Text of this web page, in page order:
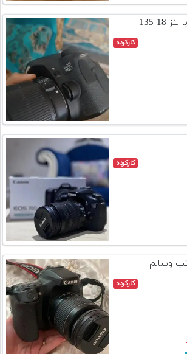
کارکرده
کارکرده
کارکرده